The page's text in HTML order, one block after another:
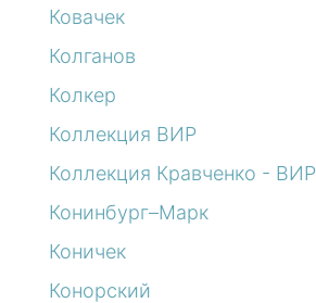
Ковачек
Колганов
Колкер
Коллекция ВИР
Коллекция Кравченко - ВИР
Конинбург–Марк
Коничек
Конорский